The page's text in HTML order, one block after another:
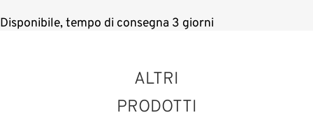
Disponibile, tempo di consegna 3 giorni
ALTRI
PRODOTTI